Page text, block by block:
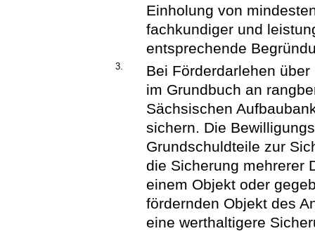
Einholung von
fachkundiger und
entsprechende
3.
Bei Förderdarlehen
im Grundbuch an
Sächsischen
sichern. Die
Grundschuldteile zur
die Sicherung mehrerer
einem Objekt oder
fördernden Objekt des
eine werthaltigere